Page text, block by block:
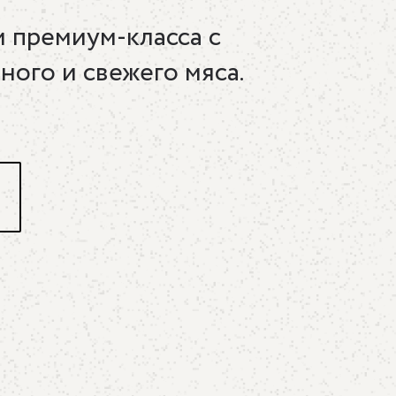
класса с
и свежего мяса.